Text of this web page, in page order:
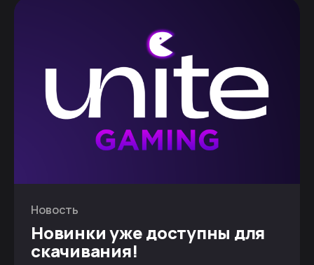
Новость
Новинки уже доступны для
скачивания!